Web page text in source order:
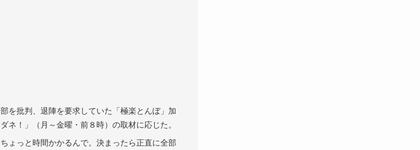
を批判、退陣を要求していた「極楽とんぼ」加
ネ！」（月～金曜・前８時）の取材に応じた。
ょっと時間かかるんで。決まったら正直に全部